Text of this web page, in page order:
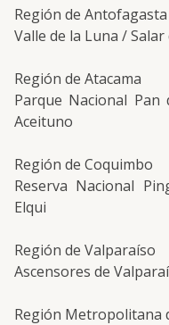
Región de Antofagasta
Valle de la Luna / Salar
Región de Atacama
Parque Nacional Pan
Aceituno
Región de Coquimbo
Reserva Nacional
Elqui
Región de Valparaíso
Ascensores de
Región Metropolitana